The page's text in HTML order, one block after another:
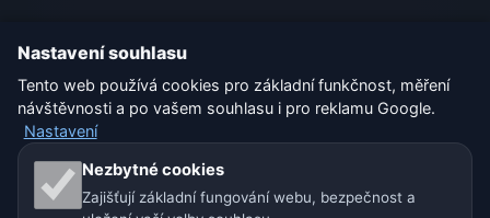
Nastavení
Naše weby o počasí:
🇨🇿 Česko 🇭🇷 Chorvatsko 🇧🇬 Bulharsko
Nastavení souhlasu
Tento web používá cookies pro základní funkčnost, měření
návštěvnosti a po vašem souhlasu i pro reklamu Google.
Nastavení
Nezbytné cookies
Zajišťují základní fungování webu, bezpečnost a